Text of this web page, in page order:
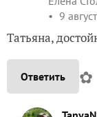
9
Татьяна,
Ответить ✿